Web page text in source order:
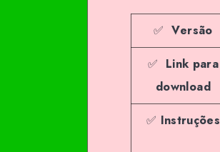
✅Versão
✅ Link para
download
✅ Instruções